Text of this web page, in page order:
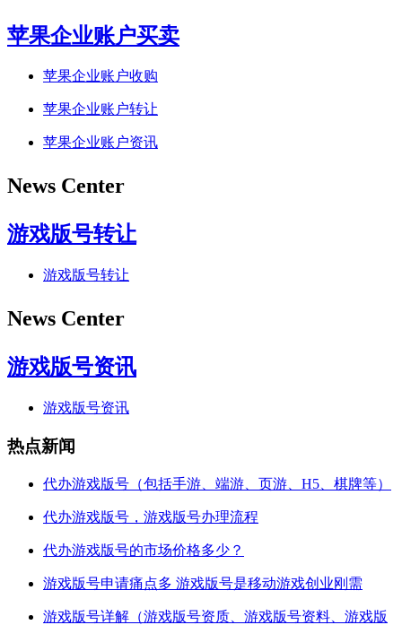
苹果企业账户买卖
苹果企业账户收购
苹果企业账户转让
苹果企业账户资讯
News Center
游戏版号转让
游戏版号转让
News Center
游戏版号资讯
游戏版号资讯
热点新闻
代办游戏版号（包括手游、端游、页游、H5、棋牌等）
代办游戏版号，游戏版号办理流程
代办游戏版号的市场价格多少？
游戏版号申请痛点多 游戏版号是移动游戏创业刚需
游戏版号详解（游戏版号资质、游戏版号资料、游戏版